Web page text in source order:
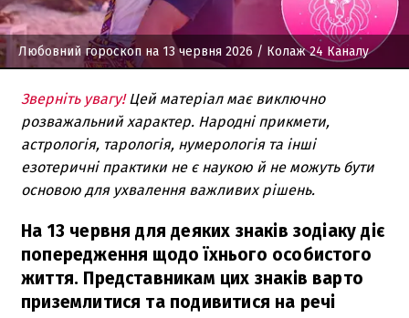
Любовний гороскоп на 13 червня 2026 / Колаж 24 Каналу
Зверніть увагу! Цей матеріал має виключно
розважальний характер. Народні прикмети,
астрологія, тарологія, нумерологія та інші
езотеричні практики не є наукою й не можуть бути
основою для ухвалення важливих рішень.
На 13 червня для деяких знаків зодіаку діє
попередження щодо їхнього особистого
життя. Представникам цих знаків варто
приземлитися та подивитися на речі